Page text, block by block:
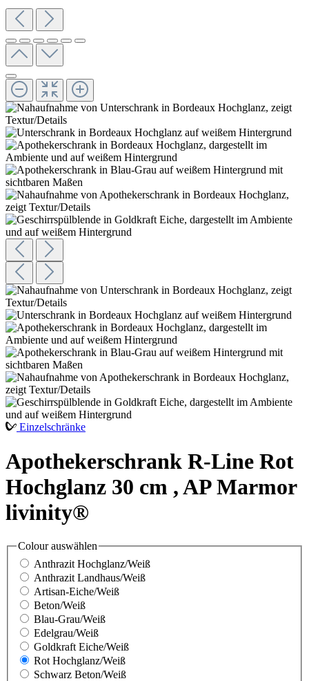
Einzelschränke
Apothekerschrank R-Line Rot
Hochglanz 30 cm , AP Marmor
livinity®
Colourauswählen
Anthrazit Hochglanz/Weiß
Anthrazit Landhaus/Weiß
Artisan-Eiche/Weiß
Beton/Weiß
Blau-Grau/Weiß
Edelgrau/Weiß
Goldkraft Eiche/Weiß
Rot Hochglanz/Weiß
Schwarz Beton/Weiß